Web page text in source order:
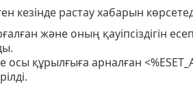
кезінде растау хабарын
және оның қауіпсіздігін
құрылғыға арналған